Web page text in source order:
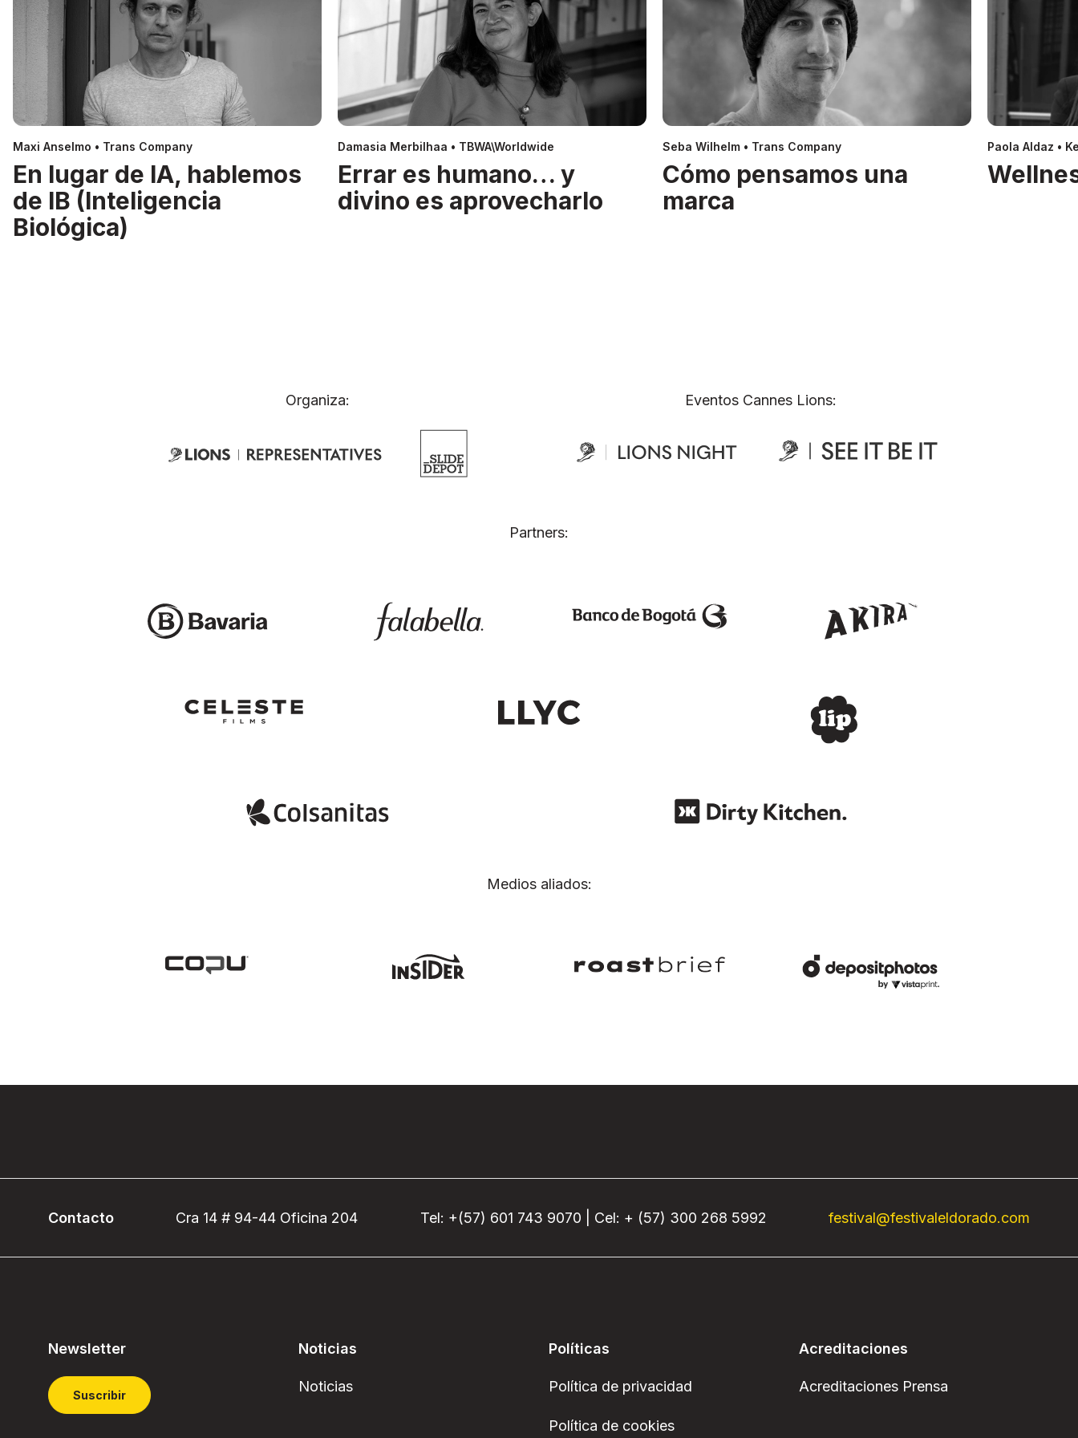
Maxi Anselmo • Trans Company
En lugar de IA, hablemos
de IB (Inteligencia
Biológica)
Damasia Merbilhaa • TBWA\Worldwide
Errar es humano… y
divino es aprovecharlo
Seba Wilhelm • Trans Company
Cómo pensamos una
marca
Paola Aldaz •
Organiza: Eventos Cannes Lions:
Partners:
Medios aliados:
Contacto Cra 14 # 94-44 Oficina 204 Tel: +(57) 601 743 9070 | Cel: + (57) 300 268 5992 festival@festivaleldorado.com
Newsletter
Suscribir
Noticias
Noticias
Políticas
Política de privacidad
Política de cookies
Acreditaciones
Acreditaciones Prensa